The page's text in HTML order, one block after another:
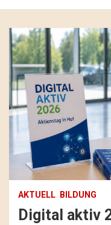
AKTUELL BILDUNG
Digital aktiv